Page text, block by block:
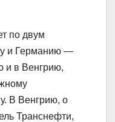
по двум
и Германию —
и в Венгрию,
В Венгрию, о
Транснефти,